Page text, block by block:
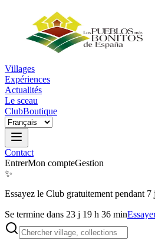
Villages
Expériences
Actualités
Le sceau
ClubBoutique
Contact
EntrerMon compteGestion
✨
Essayez le Club gratuitement pendant 7
Se termine dans 23 j 19 h 36 min